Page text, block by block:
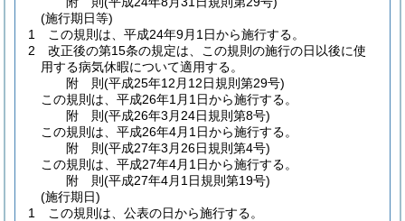
(施行期日等)
1
この規則は、平成24年9月1日から施行する。
2
改正後の第15条の規定は、この規則の施行の日以後に使
用する病気休暇について適用する。
附 則(平成25年12月12日規則第29号)
この規則は、平成26年1月1日から施行する。
附 則(平成26年3月24日規則第8号)
この規則は、平成26年4月1日から施行する。
附 則(平成27年3月26日規則第4号)
この規則は、平成27年4月1日から施行する。
附 則(平成27年4月1日規則第19号)
(施行期日)
1
この規則は、公表の日から施行する。